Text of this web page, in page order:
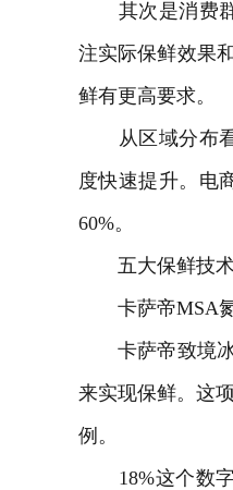
其次是消费群
注实际保鲜效果
鲜有更高要求。
从区域分布看
度快速提升。电
60%。
五大保鲜技术
卡萨帝MSA氮
卡萨帝致境冰
来实现保鲜。这
例。
18%这个数字